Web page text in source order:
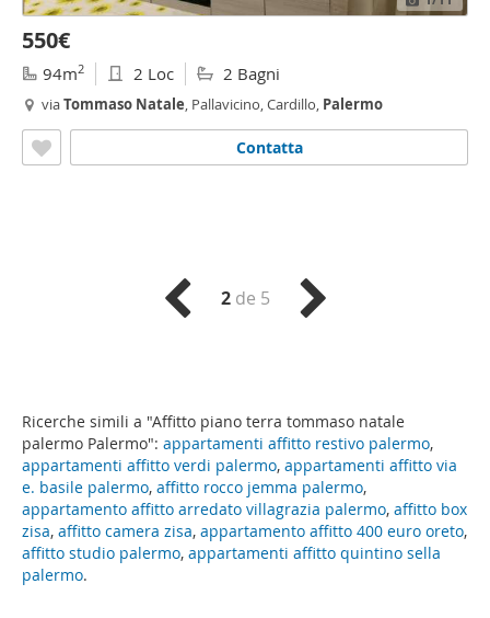
Ricerche simili a "Affitto piano terra tommaso natale
palermo Palermo": appartamenti affitto restivo palermo,
appartamenti affitto verdi palermo, appartamenti affitto via
e. basile palermo, affitto rocco jemma palermo,
appartamento affitto arredato villagrazia palermo, affitto box
zisa, affitto camera zisa, appartamento affitto 400 euro oreto,
affitto studio palermo, appartamenti affitto quintino sella
palermo.
550€
94m2 2 Loc 2 Bagni
viaTommaso Natale, Pallavicino, Cardillo, Palermo
Contatta
2de 5